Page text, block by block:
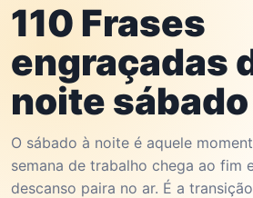
110 Frases
engraçadas
noite sábado
O sábado à noite é aquele
semana de trabalho chega ao fim
descanso paira no ar. É a